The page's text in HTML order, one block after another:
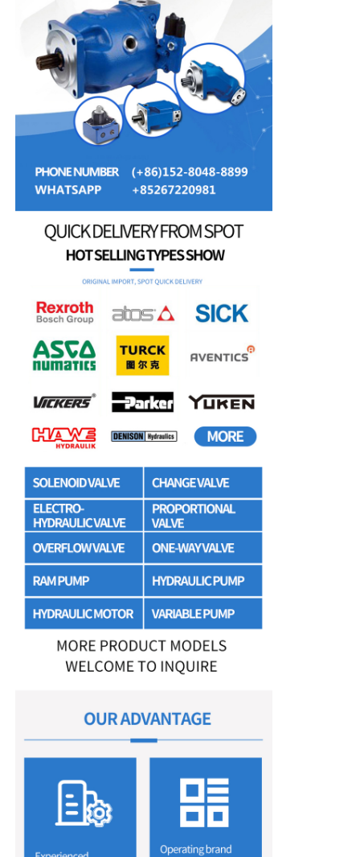
Ειδήσεις
Υποθέσεις
Ζητήστε μια προσφορά
Υδραυλική αντλία Rexroth
Υδραυλική αντλία του Parker
Υδραυλική αντλία Vickers
Υδραυλική βαλβίδα Rexroth
Υδραυλική βαλβίδα YUKEN
Υδραυλική αντλία Yuken